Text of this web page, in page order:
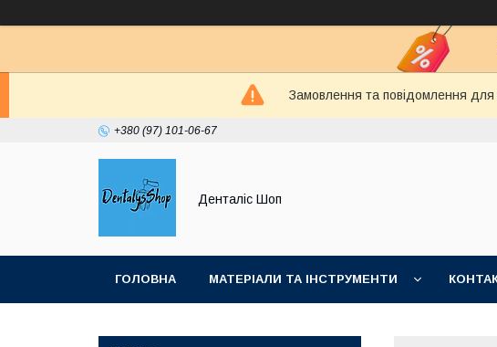
Замовлення та повідомлення для
+380 (97) 101-06-67
Денталіс Шоп
ГОЛОВНА МАТЕРІАЛИ ТА ІНСТРУМЕНТИ